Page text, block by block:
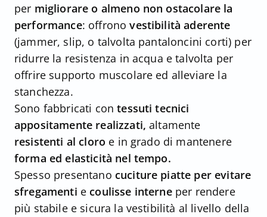
per migliorare o almeno non ostacolare la
performance: offronovestibilità aderente
(jammer, slip, o talvolta pantaloncini corti) per
ridurre la resistenza in acqua e talvolta per
offrire supporto muscolare ed alleviare la
stanchezza.
Sono fabbricati contessuti tecnici
appositamente realizzati, altamente
resistenti al cloro e in grado di mantenere
forma ed elasticità nel tempo.
Spesso presentano cuciture piatte per evitare
sfregamenti e coulisse interneper rendere
più stabile e sicura la vestibilità al livello della